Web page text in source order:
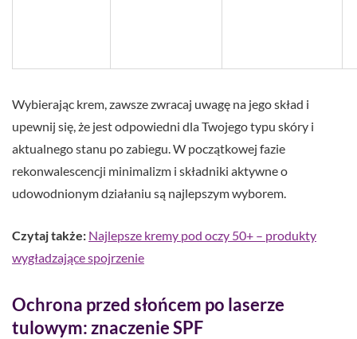
Wybierając krem, zawsze zwracaj uwagę na jego skład i
upewnij się, że jest odpowiedni dla Twojego typu skóry i
aktualnego stanu po zabiegu. W początkowej fazie
rekonwalescencji minimalizm i składniki aktywne o
udowodnionym działaniu są najlepszym wyborem.
Czytaj także: Najlepsze kremy pod oczy 50+ – produkty
wygładzające spojrzenie
Ochrona przed słońcem po laserze
tulowym: znaczenie SPF